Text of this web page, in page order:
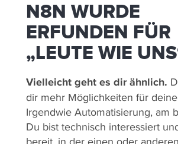
N8N WURDE
ERFUNDEN FÜR
„LEUTE WIE
Vielleicht geht es dir ähnlich.
dir mehr Möglichkeiten für
Irgendwie Automatisierung, am
Du bist technisch interessiert